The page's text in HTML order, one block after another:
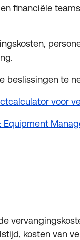
financiële
beslissingen te
voor
Equipment
kosten van